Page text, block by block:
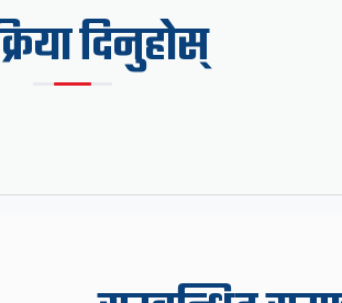
दिनुहोस्